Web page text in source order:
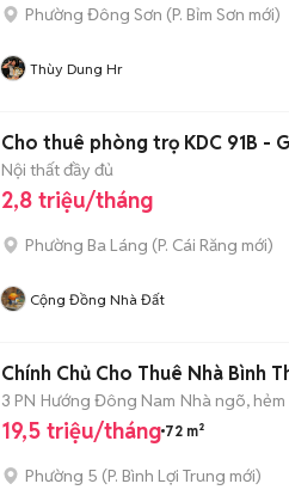
Phường Đông Sơn (P. Bỉm Sơn mới)
Thùy Dung Hr
Cho thuê phòng trọ KDC 91B -
Nội thất đầy đủ
2,8 triệu/tháng
Phường Ba Láng (P. Cái Răng mới)
Cộng Đồng Nhà Đất
Chính Chủ Cho Thuê Nhà Bình
3 PN Hướng Đông Nam Nhà ngõ, hẻm
19,5 triệu/tháng 72 m²
Phường 5 (P. Bình Lợi Trung mới)